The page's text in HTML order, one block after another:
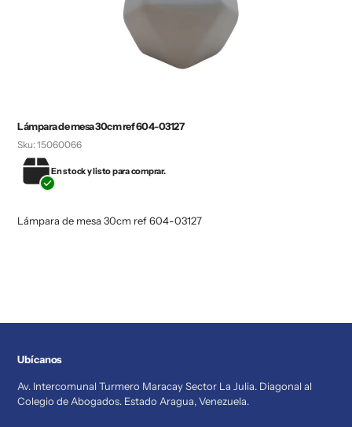
Lámpara de mesa 30cm ref 604-03127
Sku: 15060066
En stock y listo para comprar.
Lámpara de mesa 30cm ref 604-03127
Ubícanos
Av. Intercomunal Turmero Maracay Sector La Julia. Diagonal al
Colegio de Abogados. Estado Aragua, Venezuela.